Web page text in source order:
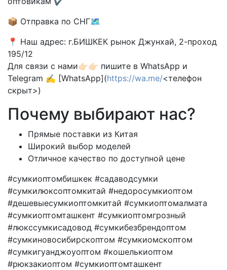
📦 Отправка по СНГ🗺
📍 Наш адрес: г.БИШКЕК рынок Джунхай, 2-проход
195/12
Для связи с нами👉🏻👉🏻 пишите в WhatsApp и
Telegram ✍️ [WhatsApp](https://wa.me/<телефон
скрыт>)
Почему выбирают нас?
Прямые поставки из Китая
Широкий выбор моделей
Отличное качество по доступной цене
#сумкиоптомбишкек #садаводсумки
#сумкилюксоптомкитай #недоросумкиоптом
#дешевыесумкиоптомкитай #сумкиоптомалмата
#сумкиоптомташкент #сумкиоптомгрозный
#люкссумкисадовод #сумкибезбрендоптом
#сумкиновосибирскоптом #сумкиомскоптом
#сумкигуанджоуоптом #кошелькиоптом
#рюкзакиоптом #сумкиоптомташкент